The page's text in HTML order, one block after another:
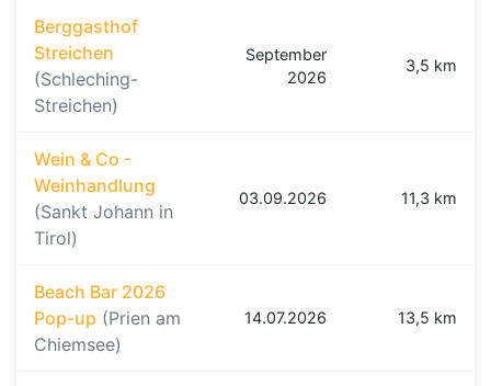
Berggasthof
Streichen
(Schleching-
Streichen)
September
2026
3,5 km
Wein & Co -
Weinhandlung
(Sankt Johann in
Tirol)
03.09.2026 11,3 km
Beach Bar 2026
Pop-up (Prien am
Chiemsee)
14.07.2026 13,5 km